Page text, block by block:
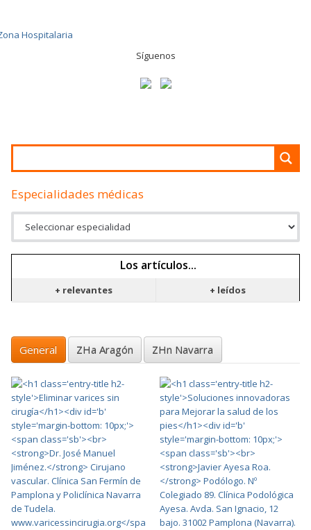
Síguenos
Especialidades médicas
Los artículos...
+ relevantes + leídos
General ZHa Aragón ZHn Navarra